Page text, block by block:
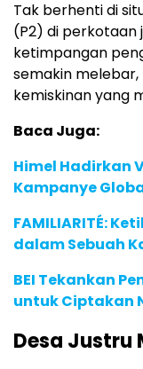
Tak berhenti di
(P2) di perkotaan
ketimpangan
semakin
kemiskinan yang
Baca Juga:
Himel Hadirkan
Kampanye
FAMILIARITÉ:
dalam Sebuah
BEI Tekankan
untuk Ciptakan
Desa Justru